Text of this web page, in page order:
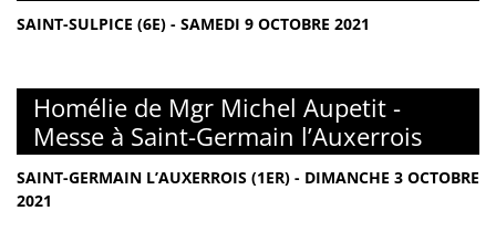
SAINT-SULPICE (6E) - SAMEDI 9 OCTOBRE 2021
Homélie de Mgr Michel Aupetit -
Messe à Saint-Germain l’Auxerrois
SAINT-GERMAIN L’AUXERROIS (1ER) - DIMANCHE 3 OCTOBRE
2021